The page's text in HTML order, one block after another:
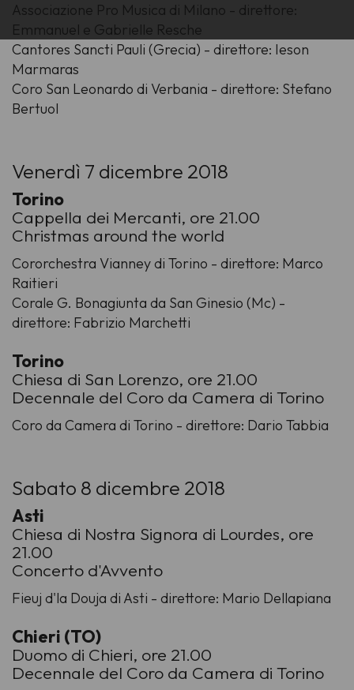
Associazione Pro Musica di Milano - direttore:
Emmanuel e Gabrielle Resche
Cantores Sancti Pauli (Grecia) - direttore: Ieson
Marmaras
Coro San Leonardo di Verbania - direttore: Stefano
Bertuol
Venerdì 7 dicembre 2018
Torino
Cappella dei Mercanti, ore 21.00
Christmas around the world
Cororchestra Vianney di Torino - direttore: Marco
Raitieri
Corale G. Bonagiunta da San Ginesio (Mc) -
direttore: Fabrizio Marchetti
Torino
Chiesa di San Lorenzo, ore 21.00
Decennale del Coro da Camera di Torino
Coro da Camera di Torino - direttore: Dario Tabbia
Sabato 8 dicembre 2018
Asti
Chiesa di Nostra Signora di Lourdes, ore
21.00
Concerto d'Avvento
Fieuj d'la Douja di Asti - direttore: Mario Dellapiana
Chieri (TO)
Duomo di Chieri, ore 21.00
Decennale del Coro da Camera di Torino